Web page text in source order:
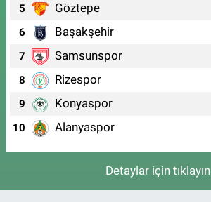
5 Göztepe
6 Başakşehir
7 Samsunspor
8 Rizespor
9 Konyaspor
10 Alanyaspor
Detaylar için tıklayın